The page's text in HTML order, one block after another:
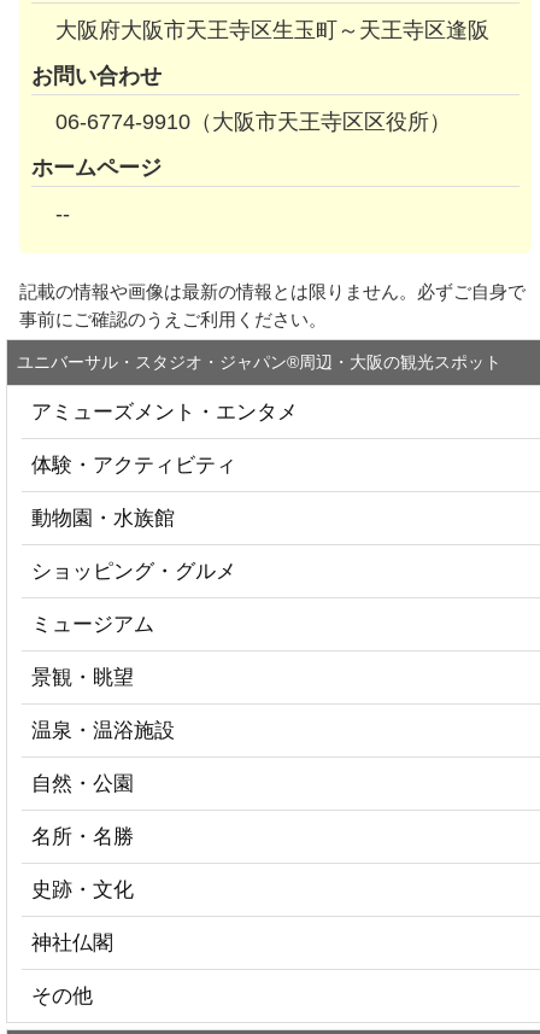
大阪府大阪市天王寺区生玉町～天王寺区逢阪
お問い合わせ
06-6774-9910（大阪市天王寺区区役所）
ホームページ
--
記載の情報や画像は最新の情報とは限りません。必ずご自身で
事前にご確認のうえご利用ください。
ユニバーサル・スタジオ・ジャパン®周辺・大阪の観光スポット
アミューズメント・エンタメ
体験・アクティビティ
動物園・水族館
ショッピング・グルメ
ミュージアム
景観・眺望
温泉・温浴施設
自然・公園
名所・名勝
史跡・文化
神社仏閣
その他